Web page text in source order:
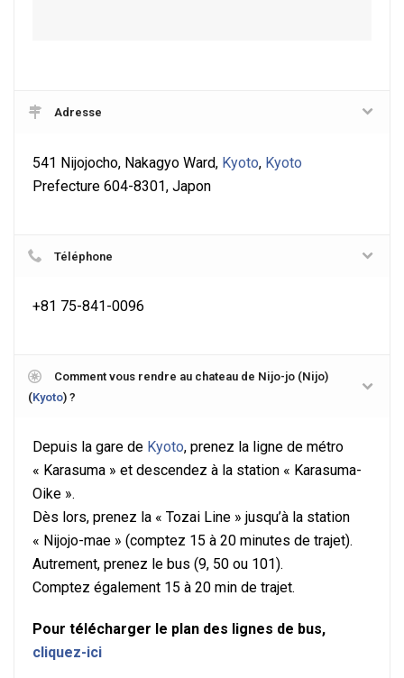
Adresse
541 Nijojocho, Nakagyo Ward, Kyoto, Kyoto
Prefecture 604-8301, Japon
Téléphone
+81 75-841-0096
Comment vous rendre au chateau de Nijo-jo (Nijo)
(Kyoto) ?
Depuis la gare de Kyoto, prenez la ligne de métro
« Karasuma » et descendez à la station « Karasuma-
Oike ».
Dès lors, prenez la « Tozai Line » jusqu’à la station
« Nijojo-mae » (comptez 15 à 20 minutes de trajet).
Autrement, prenez le bus (9, 50 ou 101).
Comptez également 15 à 20 min de trajet.
Pour télécharger le plan des lignes de bus,
cliquez-ici